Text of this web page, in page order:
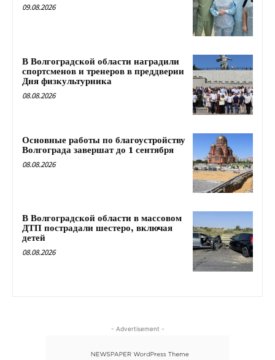
09.08.2026
В Волгоградской области наградили
спортсменов и тренеров в преддверии
Дня физкультурника
08.08.2026
Основные работы по благоустройству
Волгограда завершат до 1 сентября
08.08.2026
В Волгоградской области в массовом
ДТП пострадали шестеро, включая
детей
08.08.2026
- Advertisement -